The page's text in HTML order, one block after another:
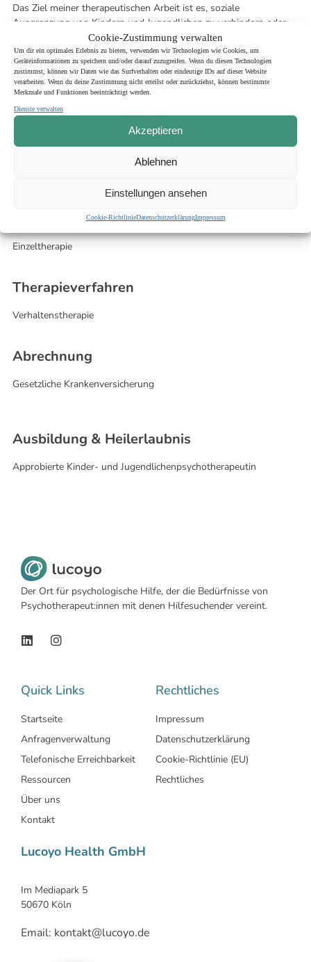
Cookie-Zustimmung verwalten
Um dir ein optimales Erlebnis zu bieten, verwenden wir Technologien wie Cookies, um
Geräteinformationen zu speichern und/oder darauf zuzugreifen. Wenn du diesen Technologien
zustimmst, können wir Daten wie das Surfverhalten oder eindeutige IDs auf dieser Website
verarbeiten. Wenn du deine Zustimmung nicht erteilst oder zurückziehst, können bestimmte
Merkmale und Funktionen beeinträchtigt werden.
Dienste verwalten
Akzeptieren
Ablehnen
Einstellungen ansehen
Cookie-RichtlinieDatenschutzerklärungImpressum
Das Ziel meiner therapeutischen Arbeit ist es, soziale
Ausgrenzung von Kindern und Jugendlichen zu verhindern oder
aufzuheben. Weiterhin möchte ich durch mein Tun dazu beitragen,
dass das familiäre Miteinander meiner Patienten wieder von
Respekt voreinander und Spaß miteinander gekennzeichnet ist.
Die Arbeit mit und für Menschen bietet mir viel Abwechslung. Es
erfüllt mich mit Zufriedenheit, Menschen ein Stück ihres
Lebensweges zu begleiten und dabei ihre Entwicklungsschritte
Besuchen Sie auch gerne meine ausführlichePraxis-Homepage.
Hier gibt es ausführliche Informationen zu meiner Arbeit.
Therapie-Angebot
Einzeltherapie
Therapieverfahren
Verhaltenstherapie
Abrechnung
Gesetzliche Krankenversicherung
Ausbildung & Heilerlaubnis​
Approbierte Kinder- und Jugendlichenpsychotherapeutin
Der Ort für psychologische Hilfe, der die Bedürfnisse von
Psychotherapeut:innen mit denen Hilfesuchender vereint.
Quick Links
Startseite
Anfragenverwaltung
Telefonische Erreichbarkeit
Ressourcen
Über uns
Kontakt
Rechtliches
Impressum
Datenschutzerklärung
Cookie-Richtlinie (EU)
Rechtliches
Lucoyo Health GmbH
Im Mediapark 5
50670 Köln
Email: kontakt@lucoyo.de